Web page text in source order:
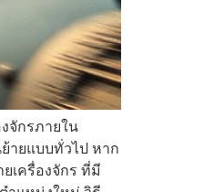
จักรภายใน
ายแบบทั่วไป หาก
เครื่องจักร ที่มี